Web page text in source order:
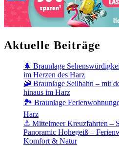
Aktuelle Beiträge
🌲 Braunlage
im Herzen des Harz
🚠 Braunlage Seilbahn – mit
hinaus im Harz
🏞️ Braunlage
Harz
⚓ Mittelmeer Kreuzfahrten –
Panoramic Hohegeiß –
Komfort & Natur